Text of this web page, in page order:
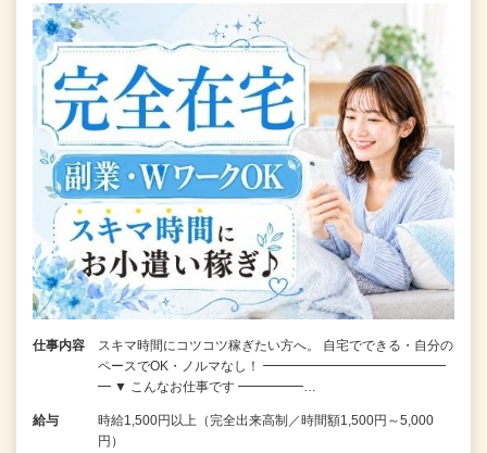
仕事内容
スキマ時間にコツコツ稼ぎたい方へ。 自宅でできる・自分の
ペースでOK・ノルマなし！ ━━━━━━━━━━━━━━
━ ▼ こんなお仕事です ━━━━━…
給与
時給1,500円以上（完全出来高制／時間額1,500円～5,000
円）